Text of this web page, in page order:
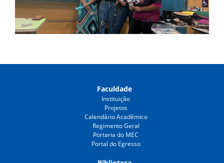
Faculdade
Instituição
Projetos
Calendário Acadêmico
Regimento Geral
Portaria do MEC
Portal do Egresso